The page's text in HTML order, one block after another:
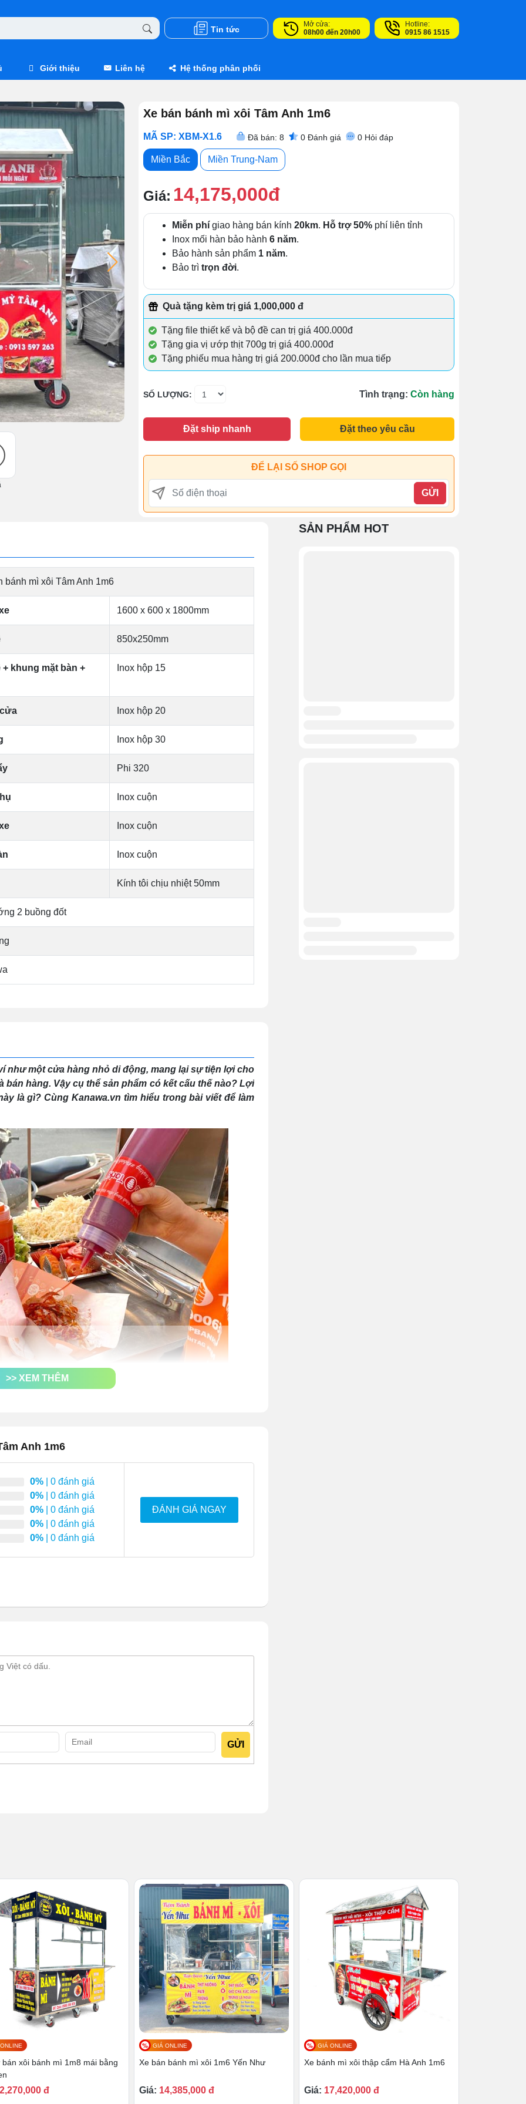
Tin tức
Mở cửa:
08h00 đến 20h00
Hotline:
0915 86 1515
Giới thiệu Liên hệ Hệ thống phân phối
Xe bán bánh mì xôi Tâm Anh 1m6
MÃ SP: XBM-X1.6 Đã bán: 8 0 Đánh giá 0 Hỏi đáp
Miền Bắc Miền Trung-Nam
Giá: 14,175,000đ
Miễn phí giao hàng bán kính 20km. Hỗ trợ 50% phí liên tỉnh
Inox mối hàn bảo hành 6 năm.
Bảo hành sản phẩm 1 năm.
Bảo trì trọn đời.
Quà tặng kèm trị giá 1,000,000 đ
Tặng file thiết kế và bộ đề can trị giá 400.000đ
Tặng gia vị ướp thịt 700g trị giá 400.000đ
Tặng phiếu mua hàng trị giá 200.000đ cho lần mua tiếp
SỐ LƯỢNG: Tình trạng: Còn hàng
Đặt ship nhanh Đặt theo yêu cầu
ĐỂ LẠI SỐ SHOP GỌI
GỬI
bánh mì xôi Tâm Anh 1m6
1600 x 600 x 1800mm
850x250mm
+ khung mặt bàn +
Inox hộp 15
Inox hộp 20
Inox hộp 30
Phi 320
Inox cuộn
Inox cuộn
Inox cuộn
Kính tôi chịu nhiệt 50mm
2 buồng đốt
như một cửa hàng nhỏ di động, mang lại sự tiện lợi cho
hàng. Vậy cụ thể sản phẩm có kết cấu thế nào? Lợi
là gì? Cùng Kanawa.vn tìm hiểu trong bài viết để làm
dáng hình hộp chữ nhật đứng, với kích thước nhỏ gọn
bánh mì tại chỗ, giúp đáp ứng nhu cầu khách hàng nhanh
còn có thể được dùng để bán nhiều mặt hàng khác như:
bán bánh mì xôi Tâm Anh 1m6
>> XEM THÊM
Anh 1m6
0% | 0 đánh giá
0% | 0 đánh giá
0% | 0 đánh giá
0% | 0 đánh giá
0% | 0 đánh giá
ĐÁNH GIÁ NGAY
SẢN PHẨM HOT
bán xôi bánh mì 1m8 mái bằng
đ
GIÁ ONLINE
Xe bán bánh mì xôi 1m6 Yến Như
Giá: 14,385,000 đ
GIÁ ONLINE
Xe bánh mì xôi thập cẩm Hà Anh 1m6
Giá: 17,420,000 đ